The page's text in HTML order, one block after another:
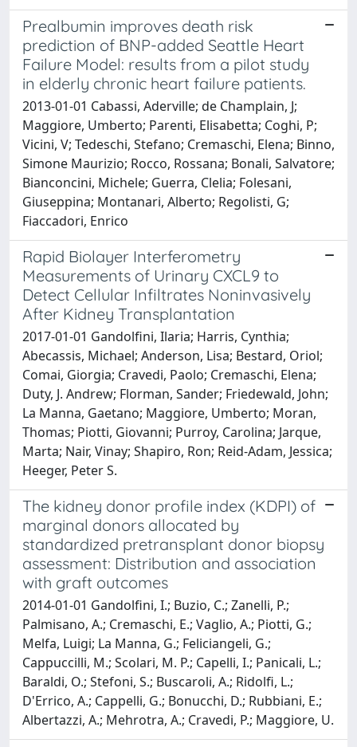
Prealbumin improves death risk
prediction of BNP-added Seattle Heart
Failure Model: results from a pilot study
in elderly chronic heart failure patients.
2013-01-01 Cabassi, Aderville; de Champlain, J;
Maggiore, Umberto; Parenti, Elisabetta; Coghi, P;
Vicini, V; Tedeschi, Stefano; Cremaschi, Elena; Binno,
Simone Maurizio; Rocco, Rossana; Bonali, Salvatore;
Bianconcini, Michele; Guerra, Clelia; Folesani,
Giuseppina; Montanari, Alberto; Regolisti, G;
Fiaccadori, Enrico
Rapid Biolayer Interferometry
Measurements of Urinary CXCL9 to
Detect Cellular Infiltrates Noninvasively
After Kidney Transplantation
2017-01-01 Gandolfini, Ilaria; Harris, Cynthia;
Abecassis, Michael; Anderson, Lisa; Bestard, Oriol;
Comai, Giorgia; Cravedi, Paolo; Cremaschi, Elena;
Duty, J. Andrew; Florman, Sander; Friedewald, John;
La Manna, Gaetano; Maggiore, Umberto; Moran,
Thomas; Piotti, Giovanni; Purroy, Carolina; Jarque,
Marta; Nair, Vinay; Shapiro, Ron; Reid-Adam, Jessica;
Heeger, Peter S.
The kidney donor profile index (KDPI) of
marginal donors allocated by
standardized pretransplant donor biopsy
assessment: Distribution and association
with graft outcomes
2014-01-01 Gandolfini, I.; Buzio, C.; Zanelli, P.;
Palmisano, A.; Cremaschi, E.; Vaglio, A.; Piotti, G.;
Melfa, Luigi; La Manna, G.; Feliciangeli, G.;
Cappuccilli, M.; Scolari, M. P.; Capelli, I.; Panicali, L.;
Baraldi, O.; Stefoni, S.; Buscaroli, A.; Ridolfi, L.;
D'Errico, A.; Cappelli, G.; Bonucchi, D.; Rubbiani, E.;
Albertazzi, A.; Mehrotra, A.; Cravedi, P.; Maggiore, U.